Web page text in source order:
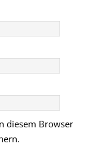
diesem Browser